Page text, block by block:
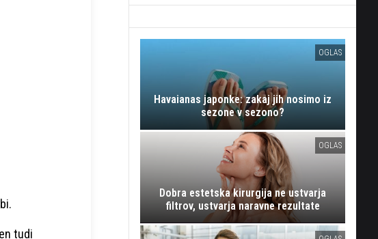
tudi
OGLAS
Havaianas japonke: zakaj jih nosimo iz
sezone v sezono?
OGLAS
Dobra estetska kirurgija ne ustvarja
filtrov, ustvarja naravne rezultate